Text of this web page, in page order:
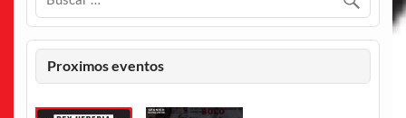
Proximos eventos